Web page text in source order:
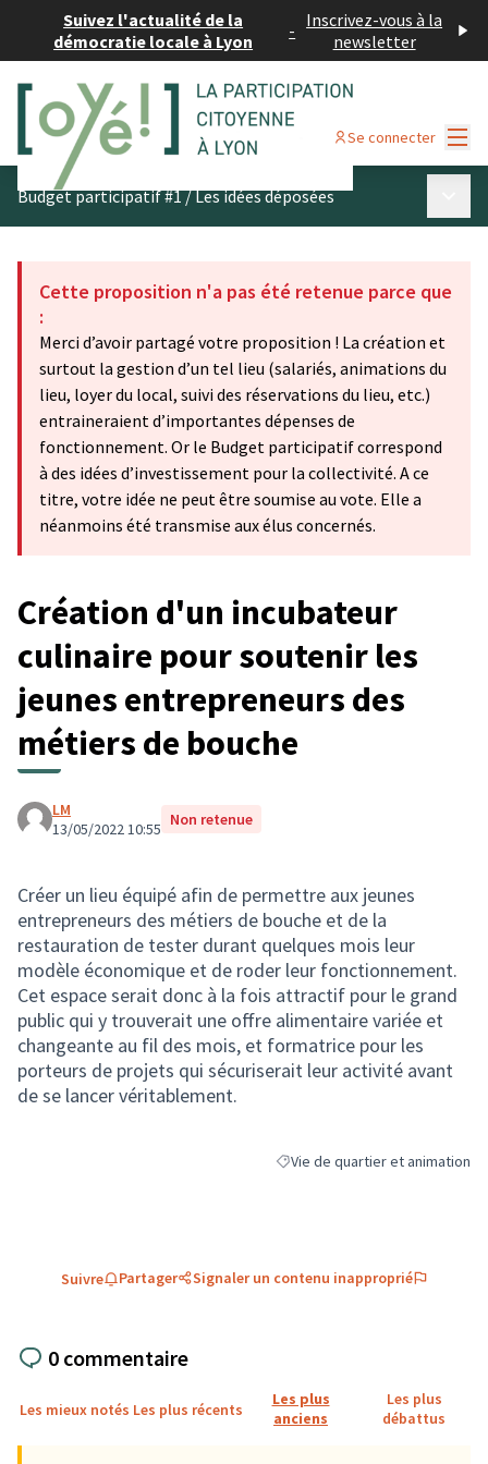
Suivez l'actualité de la
démocratie locale à Lyon
- Inscrivez-vous à la
newsletter
Se connecter
Budget participatif #1/Les idées déposées
Cette proposition n'a pas été retenue parce que
:
Merci d’avoir partagé votre proposition ! La création et
surtout la gestion d’un tel lieu (salariés, animations du
lieu, loyer du local, suivi des réservations du lieu, etc.)
entraineraient d’importantes dépenses de
fonctionnement. Or le Budget participatif correspond
à des idées d’investissement pour la collectivité. A ce
titre, votre idée ne peut être soumise au vote. Elle a
néanmoins été transmise aux élus concernés.
Création d'un incubateur
culinaire pour soutenir les
jeunes entrepreneurs des
métiers de bouche
LM
13/05/2022 10:55 Non retenue
Créer un lieu équipé afin de permettre aux jeunes
entrepreneurs des métiers de bouche et de la
restauration de tester durant quelques mois leur
modèle économique et de roder leur fonctionnement.
Cet espace serait donc à la fois attractif pour le grand
public qui y trouverait une offre alimentaire variée et
changeante au fil des mois, et formatrice pour les
porteurs de projets qui sécuriserait leur activité avant
de se lancer véritablement.
Filtrer les résultats de la
Vie de quartier et animation
Suivre Partager Signaler un contenu inapproprié
0 commentaire
Les mieux notés Les plus récents
Les plus
anciens
Les plus
débattus